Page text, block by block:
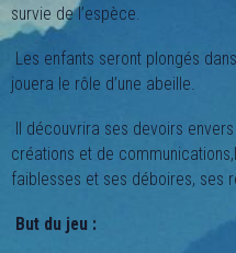
survie de l’espèce.
Les enfants seront plongés
jouera le rôle d’une abeille.
Il découvrira ses devoirs
créations et de
faiblesses et ses déboires, ses
But du jeu :